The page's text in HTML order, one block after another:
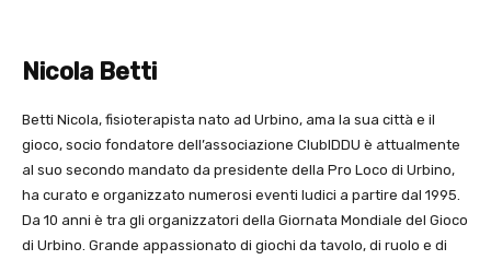
Nicola Betti
Betti Nicola, fisioterapista nato ad Urbino, ama la sua città e il
gioco, socio fondatore dell’associazione ClubIDDU è attualmente
al suo secondo mandato da presidente della Pro Loco di Urbino,
ha curato e organizzato numerosi eventi ludici a partire dal 1995.
Da 10 anni è tra gli organizzatori della Giornata Mondiale del Gioco
di Urbino. Grande appassionato di giochi da tavolo, di ruolo e di